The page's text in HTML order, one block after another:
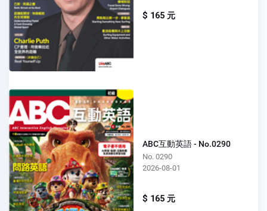
$ 165 元
ABC互動英語 - No.0290
No. 0290
2026-08-01
$ 165 元